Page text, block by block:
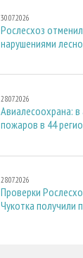
30.07.2026
Рослесхоз
нарушениями
28.07.2026
Авиалесоохрана: в
пожаров в 44
28.07.2026
Проверки
Чукотка получили